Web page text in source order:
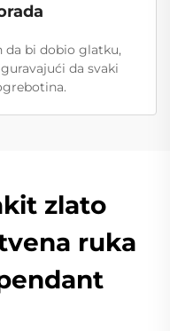
da bi dobio glatku,
da svaki
zlato
ruka